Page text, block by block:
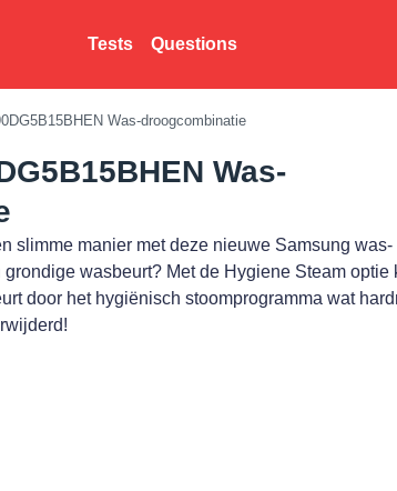
Tests Questions
Was-droogcombinatie
Was-
slimme manier met deze nieuwe Samsung was-
wasbeurt? Met de Hygiene Steam optie
door het hygiënisch stoomprogramma wat